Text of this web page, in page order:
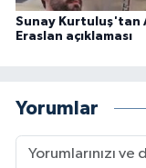
Sunay Kurtuluş'tan
Eraslan açıklaması
Yorumlar